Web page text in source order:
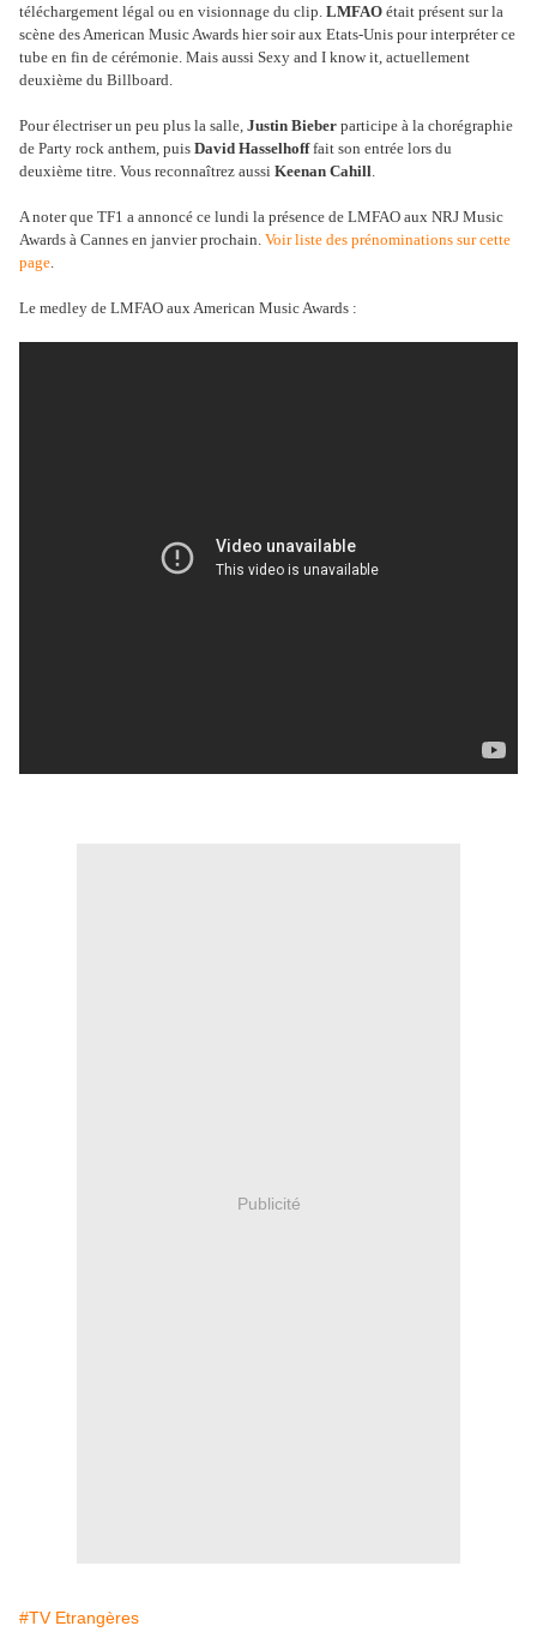
téléchargement légal ou en visionnage du clip. LMFAO était présent sur la
scène des American Music Awards hier soir aux Etats-Unis pour interpréter ce
tube en fin de cérémonie. Mais aussi Sexy and I know it, actuellement
deuxième du Billboard.
Pour électriser un peu plus la salle, Justin Bieber participe à la chorégraphie
de Party rock anthem, puis David Hasselhofffait son entrée lors du
deuxième titre. Vous reconnaîtrez aussi Keenan Cahill.
A noter que TF1 a annoncé ce lundi la présence de LMFAO aux NRJ Music
Awards à Cannes en janvier prochain. Voir liste des prénominations sur cette
page.
Le medley de LMFAO aux American Music Awards :
Publicité
#TV Etrangères